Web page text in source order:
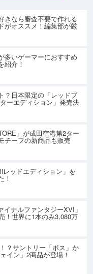
きなら審査不要で作れる
がオススメ！編集部が厳
多いゲーマーにおすすめ
紹介！
？日本限定の「レッドブ
ーエディション」発売決
」が成田空港第2ター
チーフの新商品も販売
ッドエディション」を
！
イナルファンタジーXVI」
！世界に1本のみ3,080万
？サントリー「ボス」か
イン」2商品が登場！